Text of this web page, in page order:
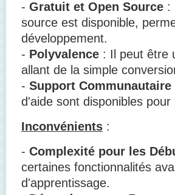
- Gratuit et Open Source :
source est disponible,
développement.
- Polyvalence : Il peut être
allant de la simple
- Support Communautaire
d'aide sont disponibles pour
Inconvénients :
- Complexité pour les
certaines fonctionnalités
d'apprentissage.